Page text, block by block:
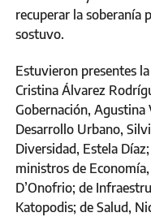
recuperar la soberanía
sostuvo.
Estuvieron presentes
Cristina Álvarez
Gobernación,
Desarrollo Urbano,
Diversidad, Estela
ministros de
D’Onofrio; de
Katopodis; de Salud,